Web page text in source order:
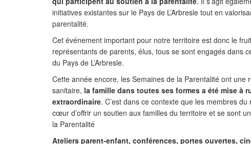
initiatives existantes sur le Pays de L’Arbresle tout en
parentalité.
Cet événement important pour notre territoire est donc le fruit
représentants de parents, élus, tous se sont engagés dans
du Pays de L’Arbresle.
Cette année encore, les Semaines de la Parentalité ont
sanitaire, la famille dans toutes ses formes a été mise à
extraordinaire. C’est dans ce contexte que les membres
cœur d’offrir un soutien aux familles du territoire et se sont
la Parentalité
Ateliers parent-enfant, conférences, portes ouvertes,